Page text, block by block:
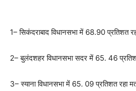
1– सिकंदराबाद विधानसभा में 68.90 प्रतिशत
2– बुलंदशहर विधानसभा सदर में 65. 46
3– स्याना विधानसभा में 65. 09 प्रतिशत रहा